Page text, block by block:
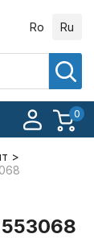
Ro Ru
0